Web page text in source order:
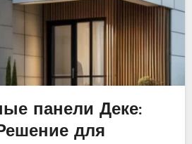
панели Деке:
для